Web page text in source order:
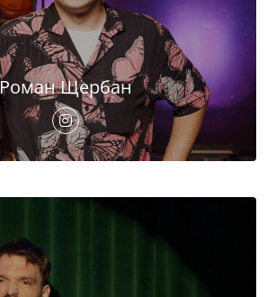
Роман Щербан